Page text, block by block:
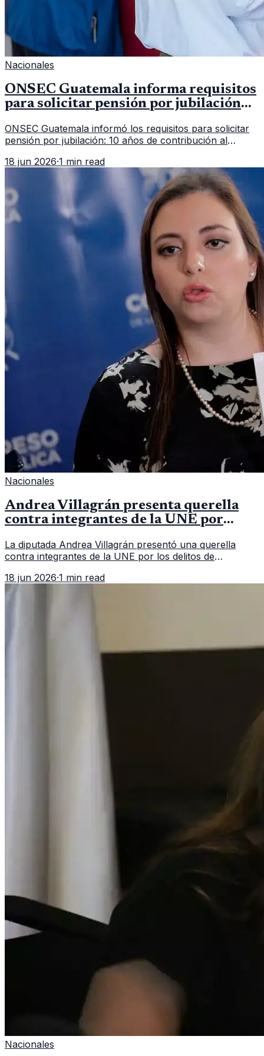
Nacionales
ONSEC Guatemala informa requisitos
para solicitar pensión por jubilación
ONSEC Guatemala informó los requisitos para solicitar
pensión por jubilación: 10 años de contribución al
importar edad.
18 jun 2026·1 min read
Nacionales
Andrea Villagrán presenta querella
contra integrantes de la UNE por
La diputada Andrea Villagrán presentó una querella
contra integrantes de la UNE por los delitos de
18 jun 2026·1 min read
Nacionales